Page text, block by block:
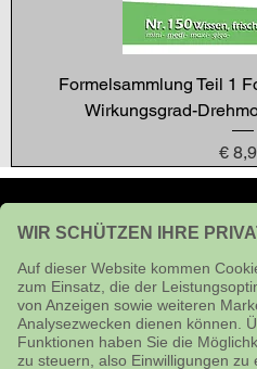
Formelsammlung Teil 1
Wirkungsgrad-
Preis
€
Kontakt
AGB
Privtsphäre & Datenschutz
Widerspruchsrecht & Muster-